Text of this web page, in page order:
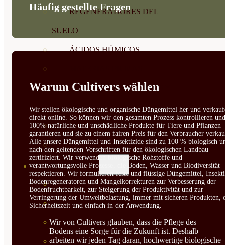
REGENERADORES DEL
SUELO
ÁCIDOS HÚMICOS
PROTECCIÓN CULTIVOS Y
PLANTAS
PLANTAS INTERIOR
GROWPUNCH
SEMILLAS
VER TODAS
BIODINÁMICAS DEMETER
HORTALIZA FRUTO
SEMILLAS HORTALIZA DE
Häufig gestellte Fragen
Warum Cultivers wählen
Wir stellen ökologische und organische Düngemittel her und
direkt online. So können wir den gesamten Prozess kontrollieren und
100% natürliche und unschädliche Produkte für Tiere und Pflanzen
garantieren und sie zu einem fairen Preis für den Verbraucher
Alle unsere Düngemittel und Insektizide sind zu 100 % biologisch
nach den geltenden Vorschriften für den ökologischen Landbau
zertifiziert. Wir verwenden biologische Rohstoffe und
verantwortungsvolle Prozesse, die Boden, Wasser und Biodiversität
respektieren. Wir formulieren feste und flüssige Düngemittel,
Bodenregeneratoren und Mangelkorrekturen zur Verbesserung der
Bodenfruchtbarkeit, zur Steigerung der Produktivität und zur
Verringerung der Umweltbelastung, immer mit sicheren Produkten,
Sicherheitszeit und einfach in der Anwendung.
Wir von Cultivers glauben, dass die Pflege des
Bodens eine Sorge für die Zukunft ist. Deshalb
arbeiten wir jeden Tag daran, hochwertige biologische